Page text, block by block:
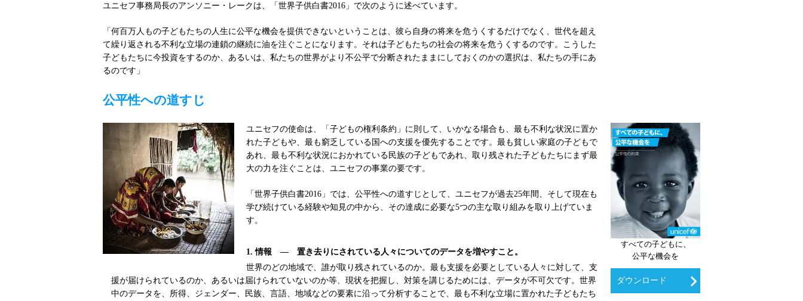
ユニセフ事務局長のアンソニー・レークは、「世界子供白書2016」で次のように述べています。
「何百万人もの子どもたちの人生に公平な機会を提供できないということは、彼ら自身の将来を危うくするだけでなく、世代を超え
て繰り返される不利な立場の連鎖の継続に油を注ぐことになります。それは子どもたちの社会の将来を危うくするのです。こうした
子どもたちに今投資をするのか、あるいは、私たちの世界がより不公平で分断されたままにしておくのかの選択は、私たちの手にあ
るのです」
公平性への道すじ
ユニセフの使命は、「子どもの権利条約」に則して、いかなる場合も、最も不利な状況に置か
れた子どもや、最も窮乏している国への支援を優先することです。最も貧しい家庭の子どもで
あれ、最も不利な状況におかれている民族の子どもであれ、取り残された子どもたちにまず最
大の力を注ぐことは、ユニセフの事業の要です。
「世界子供白書2016」では、公平性への道すじとして、ユニセフが過去25年間、そして現在も
学び続けている経験や知見の中から、その達成に必要な5つの主な取り組みを取り上げていま
す。
1. 情報 — 置き去りにされている人々についてのデータを増やすこと。
世界のどの地域で、誰が取り残されているのか。最も支援を必要としている人々に対して、支
援が届けられているのか、あるいは届けられていないのか等、現状を把握し、対策を講じるためには、データが不可欠です。世界
中のデータを、所得、ジェンダー、民族、言語、地域などの要素に沿って分析することで、最も不利な立場に置かれた子どもたち
すべての子どもに、
公平な機会を
ダウンロード